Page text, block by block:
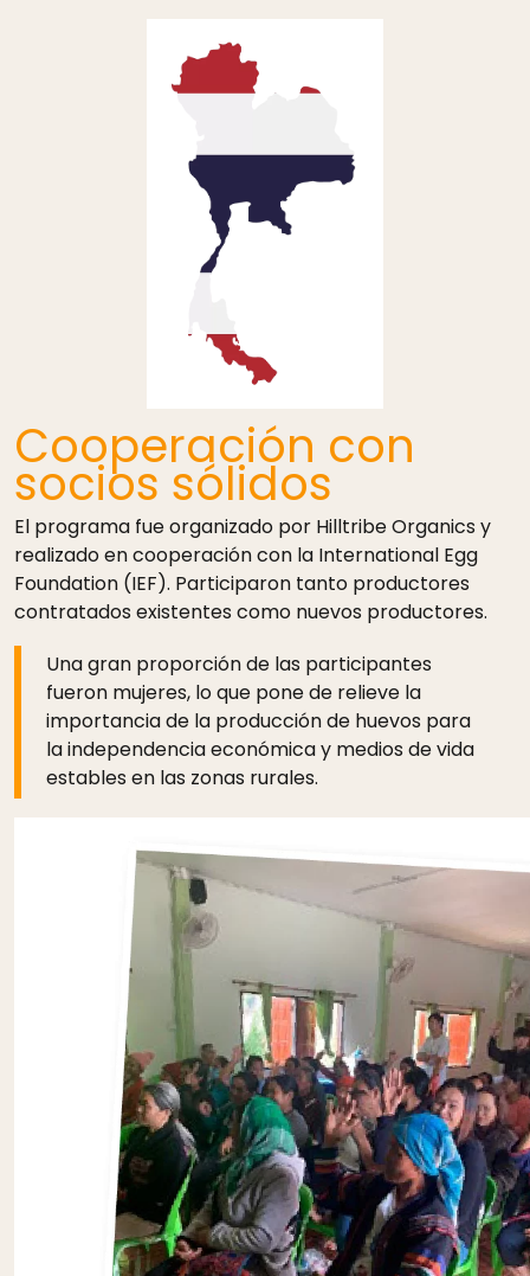
Cooperación con
socios sólidos
El programa fue organizado por Hilltribe Organics y
realizado en cooperación con la International Egg
Foundation (IEF). Participaron tanto productores
contratados existentes como nuevos productores.
Una gran proporción de las participantes
fueron mujeres, lo que pone de relieve la
importancia de la producción de huevos para
la independencia económica y medios de vida
estables en las zonas rurales.